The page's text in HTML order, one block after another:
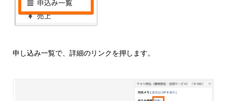
申し込み一覧で、詳細のリンクを押します。